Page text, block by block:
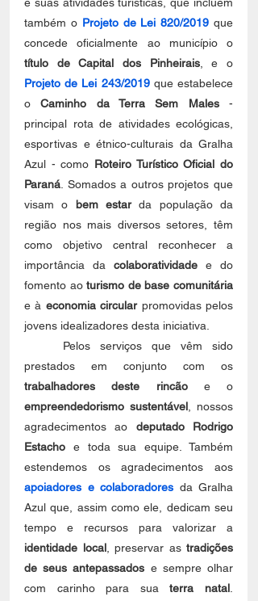
também o Projeto de Lei 820/2019 que
título de Capital dos Pinheirais
Projeto de Lei 243/2019 que estabelece
o Caminho da Terra Sem Males -
principal rota de atividades ecológicas,
esportivas e étnico-culturais da Gralha
Azul - como Roteiro Turístico Oficial do
Paraná . Somados a outros projetos que
visam o bem estar da população da
região nos mais diversos setores, têm
como objetivo central reconhecer a
importância da colaboratividade e do
fomento ao turismo de base comunitária
e à economia circular promovidas pelos
jovens idealizadores desta iniciativa.
prestados em conjunto com os
trabalhadores deste rincão
empreendedorismo sustentável , nossos
agradecimentos ao deputado Rodrigo
Estacho e toda sua equipe. Também
apoiadores e colaboradores da Gralha
Azul que, assim como ele, dedicam seu
identidade local, preservar as tradições
de seus antepassados e sempre olhar
com carinho para sua terra natal